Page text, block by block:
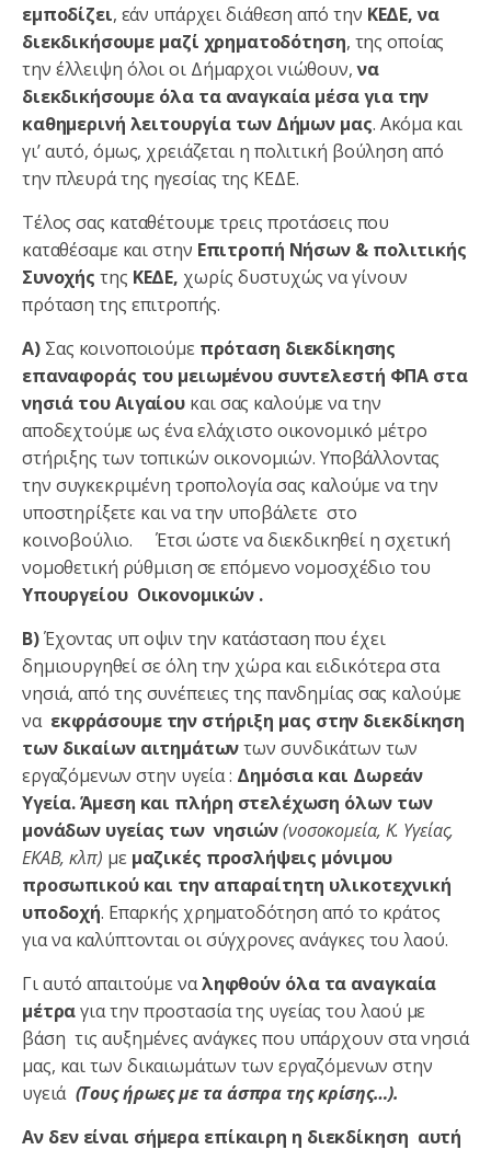
εμποδίζει, εάν υπάρχει διάθεση από την ΚΕΔΕ, να
διεκδικήσουμε μαζί χρηματοδότηση, της οποίας
την έλλειψη όλοι οι Δήμαρχοι νιώθουν,να
διεκδικήσουμε όλα τα αναγκαία μέσα για την
καθημερινή λειτουργία των Δήμων μας. Ακόμα και
γι’ αυτό, όμως, χρειάζεται η πολιτική βούληση από
την πλευρά της ηγεσίας της ΚΕΔΕ.
Τέλος σας καταθέτουμε τρεις προτάσεις που
καταθέσαμε και στην Επιτροπή Νήσων & πολιτικής
Συνοχήςτης ΚΕΔΕ, χωρίς δυστυχώς να γίνουν
πρόταση της επιτροπής.
Α)Σας κοινοποιούμε πρόταση διεκδίκησης
επαναφοράς του μειωμένου συντελεστή ΦΠΑ στα
νησιά του Αιγαίουκαι σας καλούμε να την
αποδεχτούμε ως ένα ελάχιστο οικονομικό μέτρο
στήριξης των τοπικών οικονομιών. Υποβάλλοντας
την συγκεκριμένη τροπολογία σας καλούμε να την
υποστηρίξετε και να την υποβάλετε στο
κοινοβούλιο. Έτσι ώστε να διεκδικηθεί η σχετική
νομοθετική ρύθμιση σε επόμενο νομοσχέδιο του
Υπουργείου Οικονομικών .
Β)Έχοντας υπ οψιν την κατάσταση που έχει
δημιουργηθεί σε όλη την χώρα και ειδικότερα στα
νησιά, από της συνέπειες της πανδημίας σας καλούμε
να εκφράσουμε την στήριξη μας στην διεκδίκηση
των δικαίων αιτημάτωντων συνδικάτων των
εργαζόμενων στην υγεία : Δημόσια και Δωρεάν
Υγεία. Άμεση και πλήρη στελέχωση όλων των
μονάδων υγείας των νησιών(νοσοκομεία, Κ. Υγείας,
ΕΚΑΒ, κλπ) με μαζικές προσλήψεις μόνιμου
προσωπικού και την απαραίτητη υλικοτεχνική
υποδοχή. Επαρκής χρηματοδότηση από το κράτος
για να καλύπτονται οι σύγχρονες ανάγκες του λαού.
Γι αυτό απαιτούμε ναληφθούν όλα τα αναγκαία
μέτραγια την προστασία της υγείας του λαού με
βάση τις αυξημένες ανάγκες που υπάρχουν στα νησιά
μας, και των δικαιωμάτων των εργαζόμενων στην
υγειά (Τους ήρωες με τα άσπρα της κρίσης…).
Αν δεν είναι σήμερα επίκαιρη η διεκδίκηση αυτή